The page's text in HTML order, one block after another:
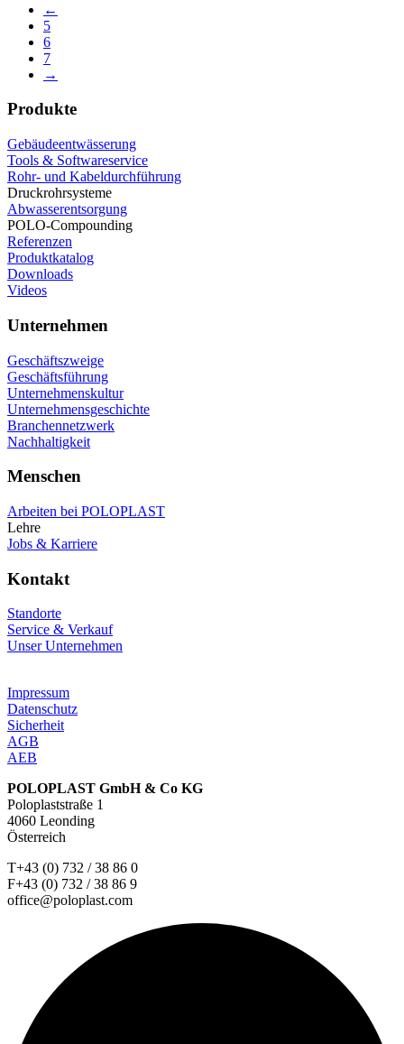
←
5
6
7
→
Produkte
Gebäudeentwässerung
Tools & Softwareservice
Rohr- und Kabeldurchführung
Druckrohrsysteme
Abwasserentsorgung
POLO-Compounding
Referenzen
Produktkatalog
Downloads
Videos
Unternehmen
Geschäftszweige
Geschäftsführung
Unternehmenskultur
Unternehmensgeschichte
Branchennetzwerk
Nachhaltigkeit
Menschen
Arbeiten bei POLOPLAST
Lehre
Jobs & Karriere
Kontakt
Standorte
Service & Verkauf
Unser Unternehmen
Impressum
Datenschutz
Sicherheit
AGB
AEB
POLOPLAST GmbH & Co KG
Poloplaststraße 1
4060 Leonding
Österreich
T+43 (0) 732 / 38 86 0
F+43 (0) 732 / 38 86 9
office@poloplast.com